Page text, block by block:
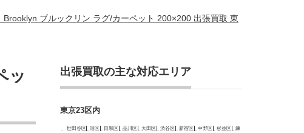
Brooklyn ブルックリン ラグ/カーペット 200×200 出張買取 東
ッ
出張買取の主な対応エリア
東京23区内
世田谷区 港区 目黒区 品川区 大田区 渋谷区 新宿区 中野区 杉並区
練